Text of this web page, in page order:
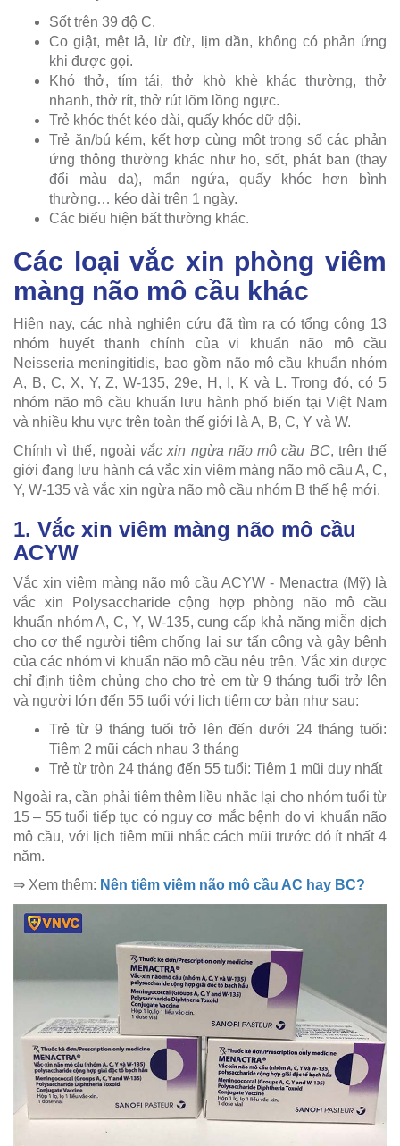
Sốt trên 39 độ C.
Co giật, mệt lả, lừ đừ, lịm dần, không có phản ứng
khi được gọi.
Khó thở, tím tái, thở khò khè khác thường, thở
nhanh, thở rít, thở rút lõm lồng ngực.
Trẻ khóc thét kéo dài, quấy khóc dữ dội.
Trẻ ăn/bú kém, kết hợp cùng một trong số các phản
ứng thông thường khác như ho, sốt, phát ban (thay
đổi màu da), mẩn ngứa, quấy khóc hơn bình
thường… kéo dài trên 1 ngày.
Các biểu hiện bất thường khác.
Các loại vắc xin phòng viêm
màng não mô cầu khác
Hiện nay, các nhà nghiên cứu đã tìm ra có tổng cộng 13
nhóm huyết thanh chính của vi khuẩn não mô cầu
Neisseria meningitidis, bao gồm não mô cầu khuẩn nhóm
A, B, C, X, Y, Z, W-135, 29e, H, I, K và L. Trong đó, có 5
nhóm não mô cầu khuẩn lưu hành phổ biến tại Việt Nam
và nhiều khu vực trên toàn thế giới là A, B, C, Y và W.
Chính vì thế, ngoài vắc xin ngừa não mô cầu BC, trên thế
giới đang lưu hành cả vắc xin viêm màng não mô cầu A, C,
Y, W-135 và vắc xin ngừa não mô cầu nhóm B thế hệ mới.
1. Vắc xin viêm màng não mô cầu
ACYW
Vắc xin viêm màng não mô cầu ACYW - Menactra (Mỹ) là
vắc xin Polysaccharide cộng hợp phòng não mô cầu
khuẩn nhóm A, C, Y, W-135, cung cấp khả năng miễn dịch
cho cơ thể người tiêm chống lại sự tấn công và gây bệnh
của các nhóm vi khuẩn não mô cầu nêu trên. Vắc xin được
chỉ định tiêm chủng cho cho trẻ em từ 9 tháng tuổi trở lên
và người lớn đến 55 tuổi với lịch tiêm cơ bản như sau:
Trẻ từ 9 tháng tuổi trở lên đến dưới 24 tháng tuổi:
Tiêm 2 mũi cách nhau 3 tháng
Trẻ từ tròn 24 tháng đến 55 tuổi: Tiêm 1 mũi duy nhất
Ngoài ra, cần phải tiêm thêm liều nhắc lại cho nhóm tuổi từ
15 – 55 tuổi tiếp tục có nguy cơ mắc bệnh do vi khuẩn não
mô cầu, với lịch tiêm mũi nhắc cách mũi trước đó ít nhất 4
năm.
⇒ Xem thêm: Nên tiêm viêm não mô cầu AC hay BC?